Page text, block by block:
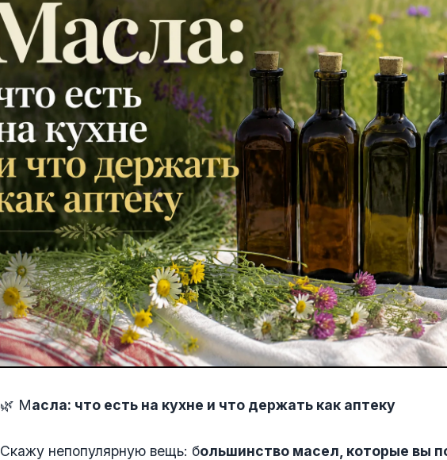
🌿 Масла: что есть на кухне и что держать как аптеку
Скажу непопулярную вещь: большинство масел, которые вы